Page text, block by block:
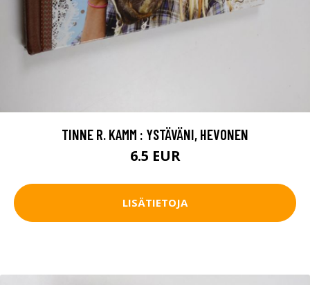
TINNE R. KAMM : YSTÄVÄNI, HEVONEN
6.5 EUR
LISÄTIETOJA